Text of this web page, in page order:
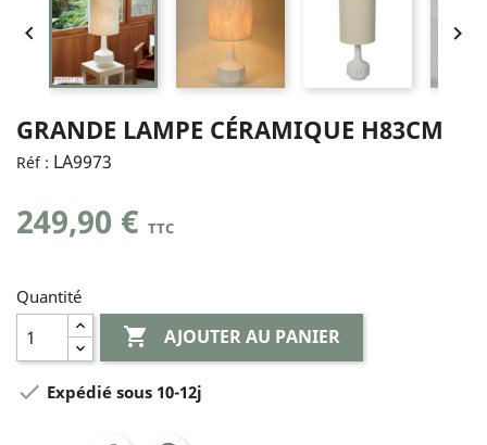
 
GRANDE LAMPE CÉRAMIQUE H83CM
Réf : LA9973
249,90 € TTC
Quantité
 AJOUTER AU PANIER
 Expédié sous 10-12j